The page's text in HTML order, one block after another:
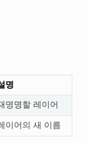
명
명명할 레이어
이어의 새 이름